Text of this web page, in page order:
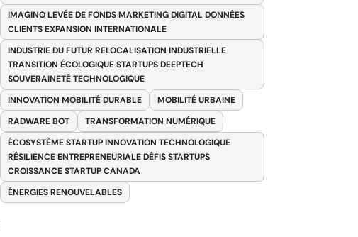
IMAGINO LEVÉE DE FONDS MARKETING DIGITAL DONNÉES
CLIENTS EXPANSION INTERNATIONALE
INDUSTRIE DU FUTUR RELOCALISATION INDUSTRIELLE
TRANSITION ÉCOLOGIQUE STARTUPS DEEPTECH
SOUVERAINETÉ TECHNOLOGIQUE
INNOVATION MOBILITÉ DURABLE
MOBILITÉ URBAINE
RADWARE BOT
TRANSFORMATION NUMÉRIQUE
ÉCOSYSTÈME STARTUP INNOVATION TECHNOLOGIQUE
RÉSILIENCE ENTREPRENEURIALE DÉFIS STARTUPS
CROISSANCE STARTUP CANADA
ÉNERGIES RENOUVELABLES